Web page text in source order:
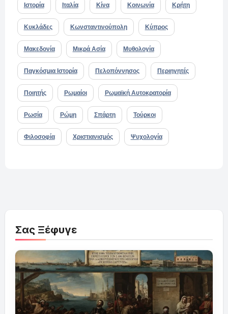
Ιστορία Ιταλία Κίνα Κοινωνία Κρήτη
Κυκλάδες Κωνσταντινούπολη Κύπρος
Μακεδονία Μικρά Ασία Μυθολογία
Παγκόσμια Ιστορία Πελοπόννησος Περιηγητές
Ποιητής Ρωμαίοι Ρωμαϊκή Αυτοκρατορία
Ρωσία Ρώμη Σπάρτη Τούρκοι
Φιλοσοφία Χριστιανισμός Ψυχολογία
Σας Ξέφυγε